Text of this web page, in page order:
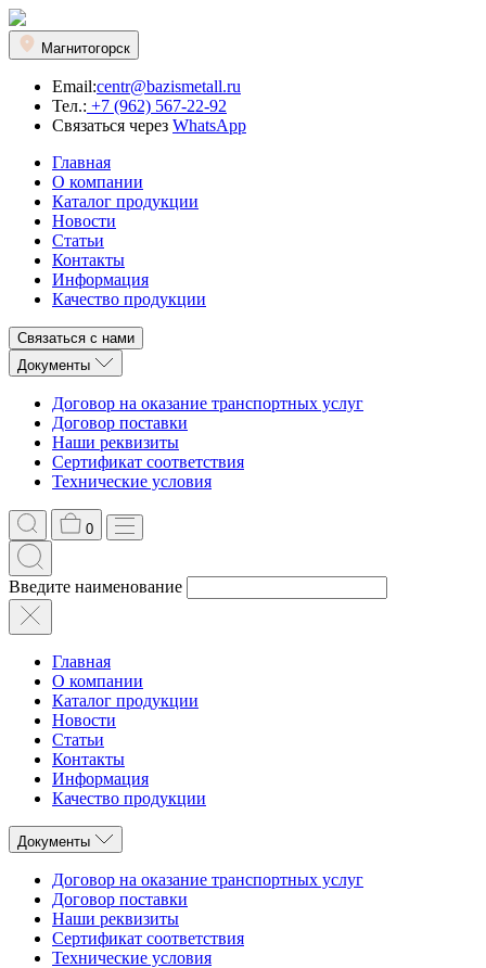
Магнитогорск
Email:centr@bazismetall.ru
Тел.: +7 (962) 567-22-92
Связаться через WhatsApp
Главная
О компании
Каталог продукции
Новости
Статьи
Контакты
Информация
Качество продукции
Связаться с нами
Документы
Договор на оказание транспортных услуг
Договор поставки
Наши реквизиты
Сертификат соответствия
Технические условия
0
Введите наименование
Главная
О компании
Каталог продукции
Новости
Статьи
Контакты
Информация
Качество продукции
Документы
Договор на оказание транспортных услуг
Договор поставки
Наши реквизиты
Сертификат соответствия
Технические условия